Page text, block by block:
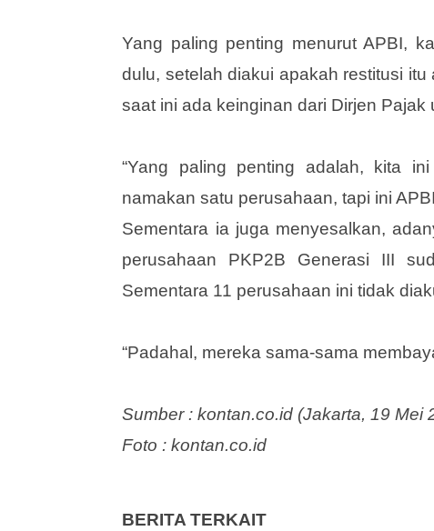
Yang paling penting menurut APBI,
dulu, setelah diakui apakah restitusi
saat ini ada keinginan dari Dirjen Pajak
“Yang paling penting adalah, kita
namakan satu perusahaan, tapi ini
Sementara ia juga menyesalkan,
perusahaan PKP2B Generasi III
Sementara 11 perusahaan ini tidak
“Padahal, mereka sama-sama
Sumber : kontan.co.id (Jakarta, 19 Mei
Foto : kontan.co.id
BERITA TERKAIT